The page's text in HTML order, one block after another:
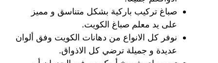
صباغ تركيب باركية بشكل متناسق و مميز
على يد معلم صباغ الكويت.
نوفر كل الانواع من دهانات الكويت وفق ألوان
عديدة و جميلة ترضي كل الاذواق.